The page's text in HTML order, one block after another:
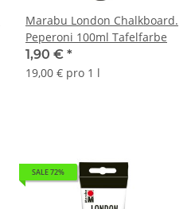
Marabu London Chalkboard.
Peperoni 100ml Tafelfarbe
1,90 € *
19,00 € pro 1 l
SALE 72%